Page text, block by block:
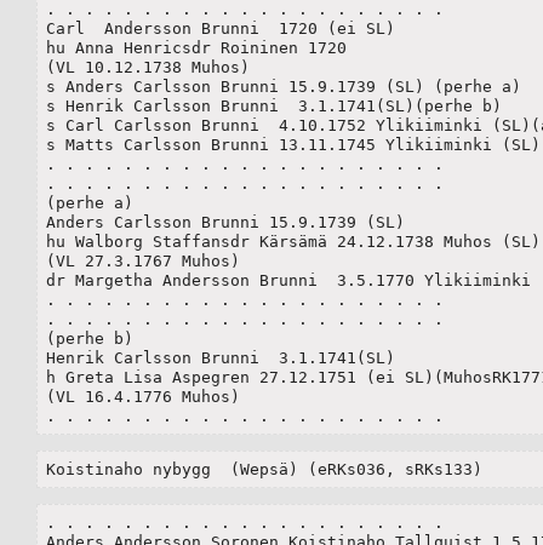
. . . . . . . . . . . . . . . . . . . . .
Carl  Andersson Brunni  1720 (ei SL)
hu Anna Henricsdr Roininen 1720
(VL 10.12.1738 Muhos)
s Anders Carlsson Brunni 15.9.1739 (SL) (perhe a)
s Henrik Carlsson Brunni  3.1.1741(SL)(perhe b)
s Carl Carlsson Brunni  4.10.1752 Ylikiiminki
s Matts Carlsson Brunni 13.11.1745 Ylikiiminki (SL)
. . . . . . . . . . . . . . . . . . . . .
. . . . . . . . . . . . . . . . . . . . .
(perhe a)
Anders Carlsson Brunni 15.9.1739 (SL)
hu Walborg Staffansdr Kärsämä 24.12.1738 Muhos (SL)
(VL 27.3.1767 Muhos)
dr Margetha Andersson Brunni  3.5.1770
. . . . . . . . . . . . . . . . . . . . .
. . . . . . . . . . . . . . . . . . . . .
(perhe b)
Henrik Carlsson Brunni  3.1.1741(SL)
h Greta Lisa Aspegren 27.12.1751 (ei
(VL 16.4.1776 Muhos)
. . . . . . . . . . . . . . . . . . . . .
Koistinaho nybygg  (Wepsä) (eRKs036, sRKs133)
. . . . . . . . . . . . . . . . . . . . .
Anders Andersson Soronen Koistinaho Tallquist